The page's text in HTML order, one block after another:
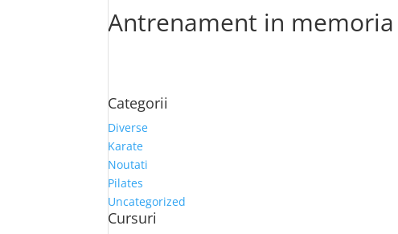
Antrenament in
Categorii
Diverse
Karate
Noutati
Pilates
Uncategorized
Cursuri